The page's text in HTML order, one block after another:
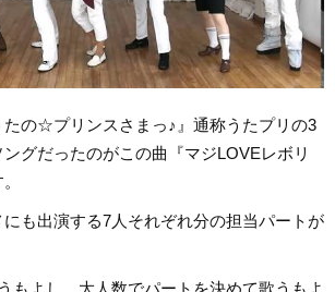
たの☆プリンスさまっ♪』通称うたプリの3
グだったのがこの曲『マジLOVEレボリ
も出演する7人それぞれ分の担当パートが